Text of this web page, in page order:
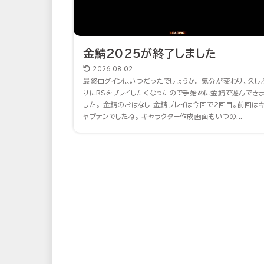
金鯖2025が終了しました
2026.08.02
最終ログインはいつだったでしょうか。 気分が変わり、久し
りにRSをプレイしたくなったので手始めに金鯖で遊んできま
した。 金鯖のおはなし 金鯖プレイは今回で2回目。前回は
ャプテンでしたね。 キャラクター作成画面もいつの...